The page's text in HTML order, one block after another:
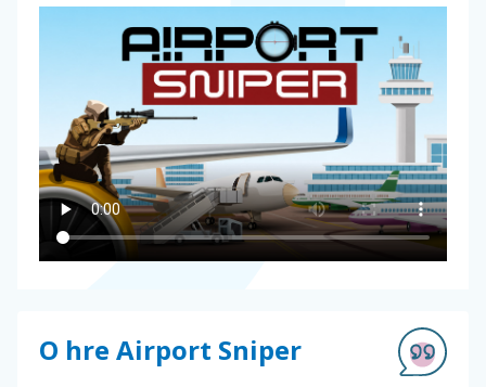
O hre Airport Sniper